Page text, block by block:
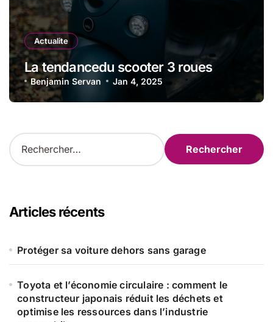
Actualite
La tendancedu scooter 3 roues
Benjamin Servan Jan 4, 2025
R
e
c
e
:
Articles récents
Protéger sa voiture dehors sans garage
Toyota et l’économie circulaire : comment le
constructeur japonais réduit les déchets et
optimise les ressources dans l’industrie